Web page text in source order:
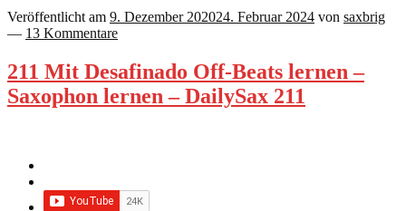
Veröffentlicht am 9. Dezember 202024. Februar 2024 von saxbrig
— 13 Kommentare
211 Mit Desafinado Off-Beats lernen –
Saxophon lernen – DailySax 211